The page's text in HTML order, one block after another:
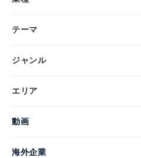
テーマ
ジャンル
エリア
動画
海外企業